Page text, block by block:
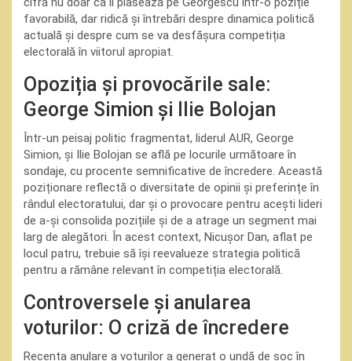
favorabilă, dar ridică și întrebări despre dinamica politică
actuală și despre cum se va desfășura competiția
electorală în viitorul apropiat.
Opoziția și provocările sale:
George Simion și Ilie Bolojan
Într-un peisaj politic fragmentat, liderul AUR, George
Simion, și Ilie Bolojan se află pe locurile următoare în
sondaje, cu procente semnificative de încredere. Această
poziționare reflectă o diversitate de opinii și preferințe în
rândul electoratului, dar și o provocare pentru acești lideri
de a-și consolida pozițiile și de a atrage un segment mai
larg de alegători. În acest context, Nicușor Dan, aflat pe
locul patru, trebuie să își reevalueze strategia politică
pentru a rămâne relevant în competiția electorală.
Controversele și anularea
voturilor: O criză de încredere
Recenta anulare a voturilor a generat o undă de șoc în